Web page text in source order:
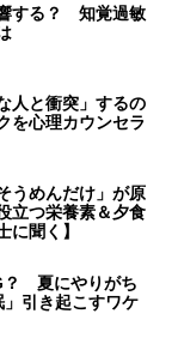
響する？ 知覚過敏
人と衝突」するの
を心理カウンセラ
うめんだけ」が原
立つ栄養素＆夕食
に聞く】
？ 夏にやりがち
引き起こすワケ